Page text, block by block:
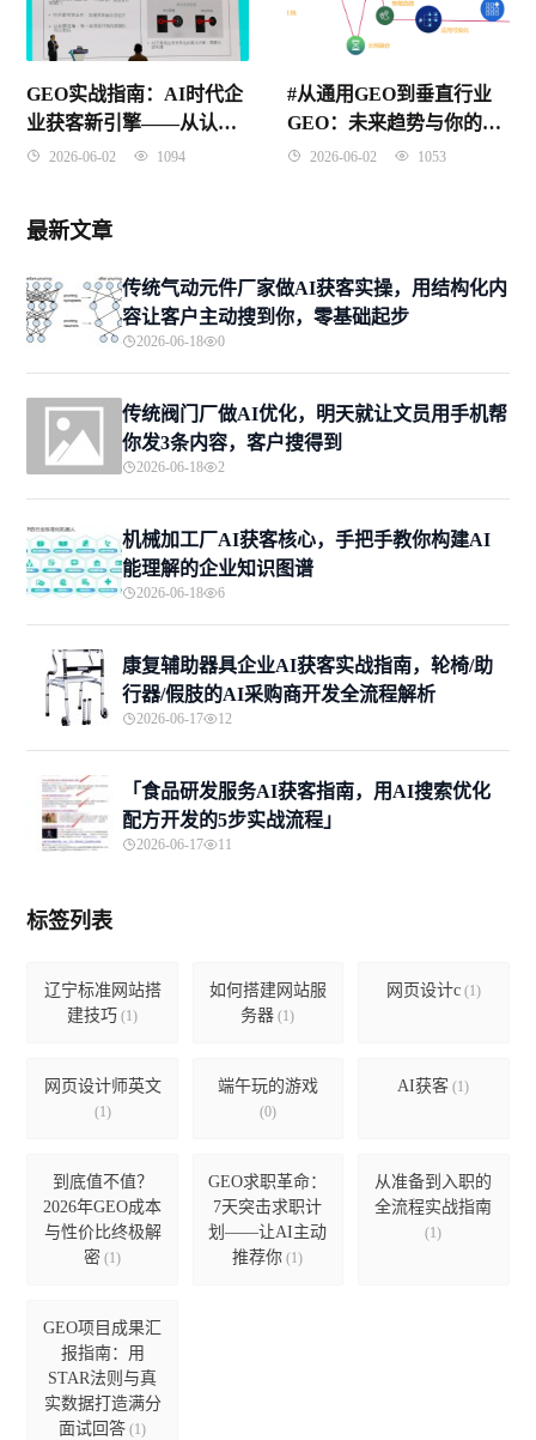
GEO实战指南：AI时代企
业获客新引擎——从认知
到落地的完整方法论
2026-06-02 1094
#从通用GEO到垂直行业
GEO：未来趋势与你的专
业化路径
2026-06-02 1053
最新文章
传统气动元件厂家做AI获客实操，用结构化内
容让客户主动搜到你，零基础起步
2026-06-18 0
传统阀门厂做AI优化，明天就让文员用手机帮
你发3条内容，客户搜得到
2026-06-18 2
机械加工厂AI获客核心，手把手教你构建AI
能理解的企业知识图谱
2026-06-18 6
康复辅助器具企业AI获客实战指南，轮椅/助
行器/假肢的AI采购商开发全流程解析
2026-06-17 12
「食品研发服务AI获客指南，用AI搜索优化
配方开发的5步实战流程」
2026-06-17 11
标签列表
辽宁标准网站搭
建技巧 (1)
如何搭建网站服
务器 (1)
网页设计c(1)
网页设计师英文
(1)
端午玩的游戏
(0)
AI获客 (1)
到底值不值？
2026年GEO成本
与性价比终极解
密 (1)
GEO求职革命：
7天突击求职计
划——让AI主动
推荐你 (1)
从准备到入职的
全流程实战指南
(1)
GEO项目成果汇
报指南：用
STAR法则与真
实数据打造满分
面试回答 (1)